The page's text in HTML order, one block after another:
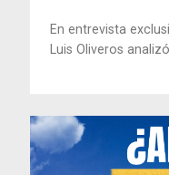
En entrevista
Luis Oliveros